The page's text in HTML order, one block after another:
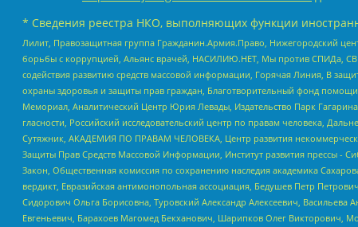
* Сведения реестра НКО, выполняющих функции
Лилит, Правозащитная группа Гражданин.Армия.Право, Нижегородский
борьбы с коррупцией, Альянс врачей, НАСИЛИЮ.НЕТ, Мы против СПИДа,
содействия развитию средств массовой информации, Горячая Линия, В
охраны здоровья и защиты прав граждан, Благотворительный фонд
Мемориал, Аналитический Центр Юрия Левады, Издательство Парк
гласности, Российский исследовательский центр по правам человека,
Сутяжник, АКАДЕМИЯ ПО ПРАВАМ ЧЕЛОВЕКА, Центр развития
Защиты Прав Средств Массовой Информации, Институт развития прессы -
Закон, Общественная комиссия по сохранению наследия академика
вердикт, Евразийская антимонопольная ассоциация, Бедушев Петр
Сидорович Ольга Борисовна, Туровский Александр Алексеевич,
Евгеньевич, Барахоев Магомед Бекханович, Шарипков Олег Викторович,